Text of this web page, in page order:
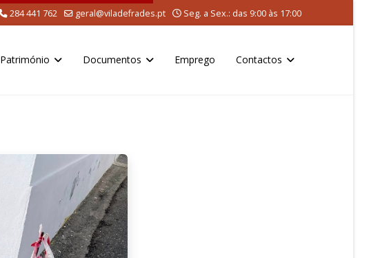
284 441 762 geral@viladefrades.pt Seg. a Sex.: das 9:00 às 17:00
Património Documentos Emprego Contactos